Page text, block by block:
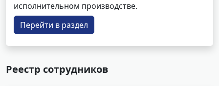
исполнительном производстве.
Перейти в раздел
Реестр сотрудников